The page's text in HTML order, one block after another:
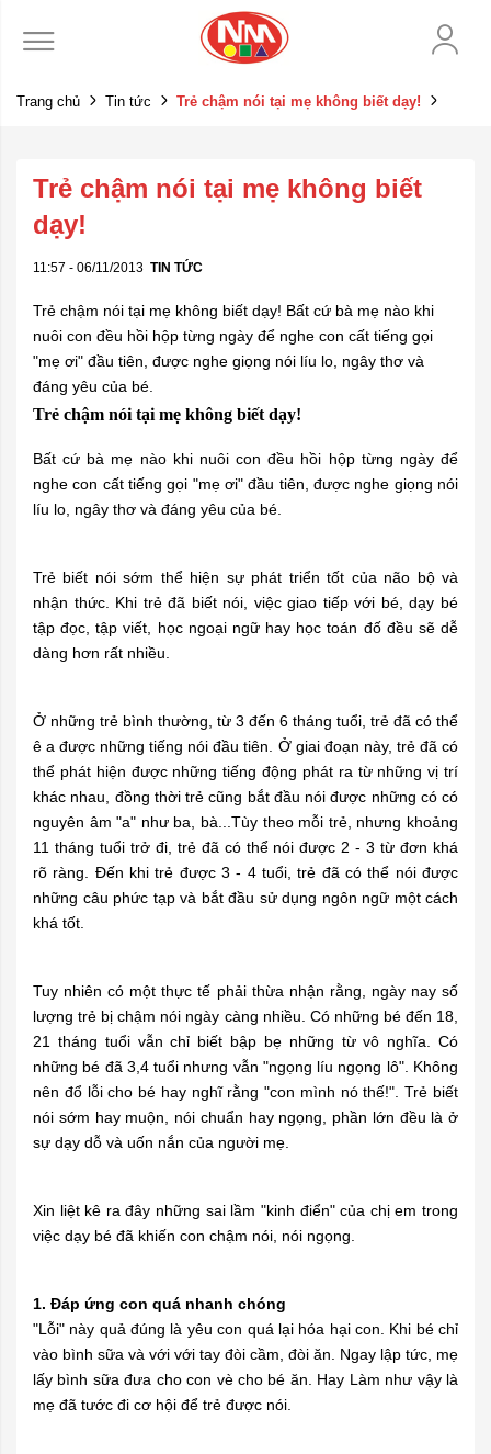
Trang chủ Tin tức Trẻ chậm nói tại mẹ không biết dạy!
Trẻ chậm nói tại mẹ không biết
dạy!
11:57 - 06/11/2013 TIN TỨC
Trẻ chậm nói tại mẹ không biết dạy! Bất cứ bà mẹ nào khi
nuôi con đều hồi hộp từng ngày để nghe con cất tiếng gọi
"mẹ ơi" đầu tiên, được nghe giọng nói líu lo, ngây thơ và
đáng yêu của bé.
Trẻ chậm nói tại mẹ không biết dạy!
Bất cứ bà mẹ nào khi nuôi con đều hồi hộp từng ngày để
nghe con cất tiếng gọi "mẹ ơi" đầu tiên, được nghe giọng nói
líu lo, ngây thơ và đáng yêu của bé.
Trẻ biết nói sớm thể hiện sự phát triển tốt của não bộ và
nhận thức. Khi trẻ đã biết nói, việc giao tiếp với bé, dạy bé
tập đọc, tập viết, học ngoại ngữ hay học toán đố đều sẽ dễ
dàng hơn rất nhiều.
Ở những trẻ bình thường, từ 3 đến 6 tháng tuổi, trẻ đã có thể
ê a được những tiếng nói đầu tiên. Ở giai đoạn này, trẻ đã có
thể phát hiện được những tiếng động phát ra từ những vị trí
khác nhau, đồng thời trẻ cũng bắt đầu nói được những có có
nguyên âm "a" như ba, bà...Tùy theo mỗi trẻ, nhưng khoảng
11 tháng tuổi trở đi, trẻ đã có thể nói được 2 - 3 từ đơn khá
rõ ràng. Đến khi trẻ được 3 - 4 tuổi, trẻ đã có thể nói được
những câu phức tạp và bắt đầu sử dụng ngôn ngữ một cách
khá tốt.
Tuy nhiên có một thực tế phải thừa nhận rằng, ngày nay số
lượng trẻ bị chậm nói ngày càng nhiều. Có những bé đến 18,
21 tháng tuổi vẫn chỉ biết bập bẹ những từ vô nghĩa. Có
những bé đã 3,4 tuổi nhưng vẫn "ngọng líu ngọng lô". Không
nên đổ lỗi cho bé hay nghĩ rằng "con mình nó thế!". Trẻ biết
nói sớm hay muộn, nói chuẩn hay ngọng, phần lớn đều là ở
sự dạy dỗ và uốn nắn của người mẹ.
Xin liệt kê ra đây những sai lầm "kinh điển" của chị em trong
việc dạy bé đã khiến con chậm nói, nói ngọng.
1. Đáp ứng con quá nhanh chóng
"Lỗi" này quả đúng là yêu con quá lại hóa hại con. Khi bé chỉ
vào bình sữa và với với tay đòi cầm, đòi ăn. Ngay lập tức, mẹ
lấy bình sữa đưa cho con vè cho bé ăn. Hay Làm như vậy là
mẹ đã tước đi cơ hội để trẻ được nói.